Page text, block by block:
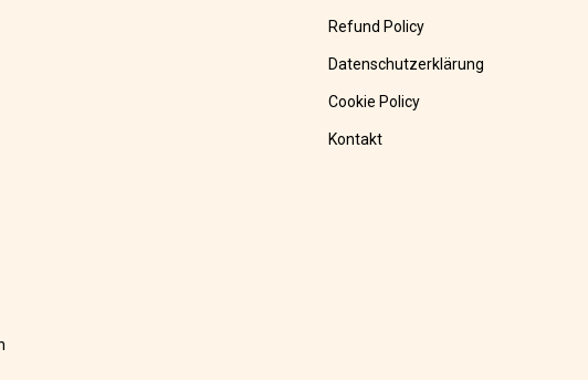
Refund Policy
Datenschutzerklärung
Cookie Policy
Kontakt